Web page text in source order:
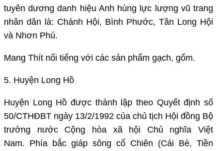
tuyên dương danh hiệu Anh hùng lực lượng vũ trang
nhân dân là: Chánh Hội, Bình Phước, Tân Long Hội
và Nhơn Phú.
Mang Thít nổi tiếng với các sản phẩm gạch, gốm.
5. Huyện Long Hồ
Huyện Long Hồ được thành lập theo Quyết định số
50/CTHĐBT ngày 13/2/1992 của chủ tịch Hội đồng Bộ
trưởng nước Cộng hòa xã hội Chủ nghĩa Việt
Nam. Phía bắc giáp sông cổ Chiên (Cái Bè, Tiền